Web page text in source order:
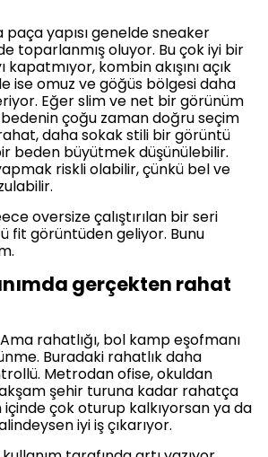
yapısı genelde sneaker
toparlanmış oluyor. Bu çok iyi bir
kapatmıyor, kombin akışını açık
ise omuz ve göğüs bölgesi daha
Eğer slim ve net bir görünüm
çoğu zaman doğru seçim
daha sokak stili bir görüntü
beden büyütmek düşünülebilir.
riskli olabilir, çünkü bel ve
oversize çalıştırılan bir seri
fit görüntüden geliyor. Bunu
gerçekten rahat
rahatlığı, bol kamp eşofmanı
Buradaki rahatlık daha
Metrodan ofise, okuldan
şehir turuna kadar rahatça
içinde çok oturup kalkıyorsan ya da
iyi iş çıkarıyor.